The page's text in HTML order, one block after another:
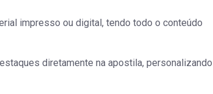
impresso ou digital, tendo todo o conteúdo
diretamente na apostila, personalizando